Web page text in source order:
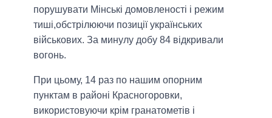
порушувати Мінські домовленості і режим
тиші,обстрілюючи позиції українських
військових. За минулу добу 84 відкривали
вогонь.
При цьому, 14 раз по нашим опорним
пунктам в районі Красногоровки,
використовуючи крім гранатометів і